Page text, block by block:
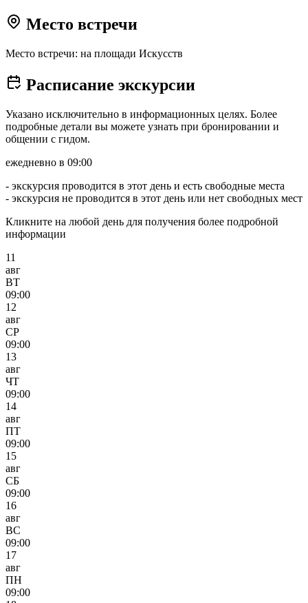
Место встречи
Место встречи: на площади Искусств
Расписание экскурсии
Указано исключительно в информационных целях. Более
подробные детали вы можете узнать при бронировании и
общении с гидом.
ежедневно в 09:00
- экскурсия проводится в этот день и есть свободные места
- экскурсия не проводится в этот день или нет свободных мест
Кликните на любой день для получения более подробной
информации
11
авг
ВТ
09:00
12
авг
СР
09:00
13
авг
ЧТ
09:00
14
авг
ПТ
09:00
15
авг
СБ
09:00
16
авг
ВС
09:00
17
авг
ПН
09:00